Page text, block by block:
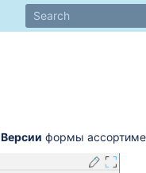
Версии формы